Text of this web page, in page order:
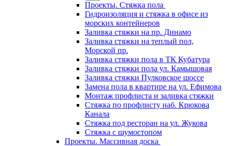
Проекты. Стяжка пола
Гидроизоляция и стяжка в офисе из
морских контейнеров
Заливка стяжки на пр. Динамо
Заливка стяжки на теплый пол,
Морской пр.
Заливка стяжки пола в ТК Кубатура
Заливка стяжки пола ул. Камышовая
Заливка стяжки Пулковское шоссе
Замена пола в квартире на ул. Ефимова
Монтаж профлиста и заливка стяжки
Стяжка по профлисту наб. Крюкова
Канала
Стяжка под ресторан на ул. Жукова
Стяжка с шумостопом
Проекты. Массивная доска